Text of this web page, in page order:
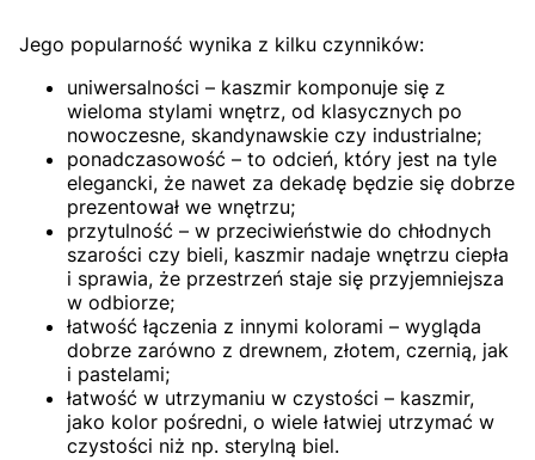
Jego popularność wynika z kilku czynników:
uniwersalności – kaszmir komponuje się z
wieloma stylami wnętrz, od klasycznych po
nowoczesne, skandynawskie czy industrialne;
ponadczasowość – to odcień, który jest na tyle
elegancki, że nawet za dekadę będzie się dobrze
prezentował we wnętrzu;
przytulność – w przeciwieństwie do chłodnych
szarości czy bieli, kaszmir nadaje wnętrzu ciepła
i sprawia, że przestrzeń staje się przyjemniejsza
w odbiorze;
łatwość łączenia z innymi kolorami – wygląda
dobrze zarówno z drewnem, złotem, czernią, jak
i pastelami;
łatwość w utrzymaniu w czystości – kaszmir,
jako kolor pośredni, o wiele łatwiej utrzymać w
czystości niż np. sterylną biel.